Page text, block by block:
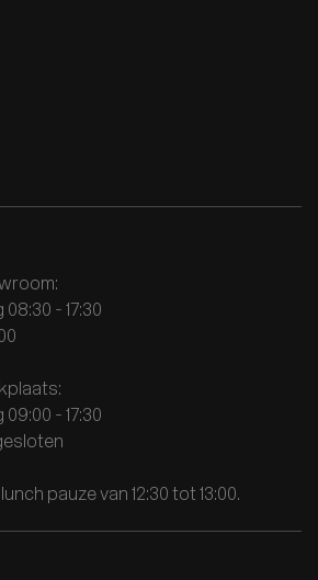
- 17:30
- 17:30
pauze van 12:30 tot 13:00.